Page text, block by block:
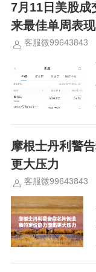
7月11日美股成
来最佳单周表现
客服微99643843
摩根士丹利警
更大压力
客服微99643843